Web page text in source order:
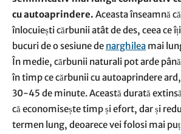
cu autoaprindere. Aceasta înseamnă
înlocuiești cărbunii atât de des, ceea ce
bucuri de o sesiune de narghilea mai
În medie, cărbunii naturali pot arde
în timp ce cărbunii cu autoaprindere
30-45 de minute. Această durată
că economisește timp și efort, dar și
termen lung, deoarece vei folosi mai